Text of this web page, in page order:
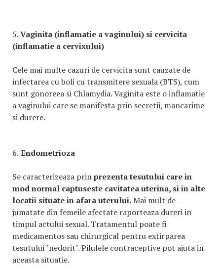
5.Vaginita (inflamatie a vaginului) si cervicita
(inflamatie a cervixului)
Cele mai multe cazuri de cervicita sunt cauzate de
infectarea cu boli cu transmitere sexuala (BTS), cum
sunt gonoreea si Chlamydia. Vaginita este o inflamatie
a vaginului care se manifesta prin secretii, mancarime
si durere.
6. Endometrioza
Se caracterizeaza prinprezenta tesutului care in
mod normal captuseste cavitatea uterina, si in alte
locatii situate in afara uterului.Mai mult de
jumatate din femeile afectate raporteaza dureri in
timpul actului sexual. Tratamentul poate fi
medicamentos sau chirurgical pentru extirparea
tesutului "nedorit". Pilulele contraceptive pot ajuta in
aceasta situatie.